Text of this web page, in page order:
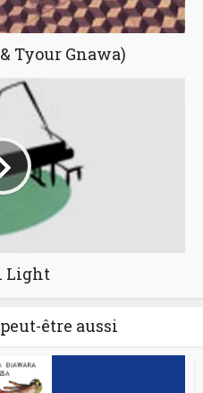
Tyour Gnawa)
Light
être aussi